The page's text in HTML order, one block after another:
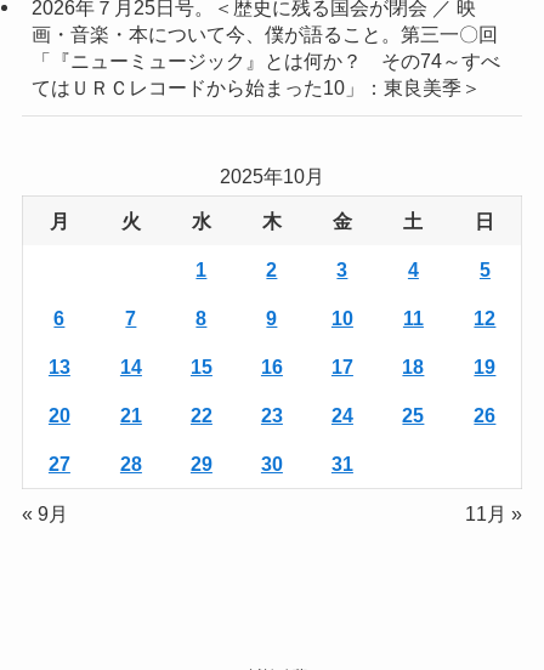
2026年７月25日号。＜歴史に残る国会が閉会 ／ 映
画・音楽・本について今、僕が語ること。第三一〇回
「『ニューミュージック』とは何か？ その74～すべ
てはＵＲＣレコードから始まった10」：東良美季＞
2025年10月
月 火 水 木 金 土 日
1 2 3 4 5
6 7 8 9 10 11 12
13 14 15 16 17 18 19
20 21 22 23 24 25 26
27 28 29 30 31
« 9月 11月 »